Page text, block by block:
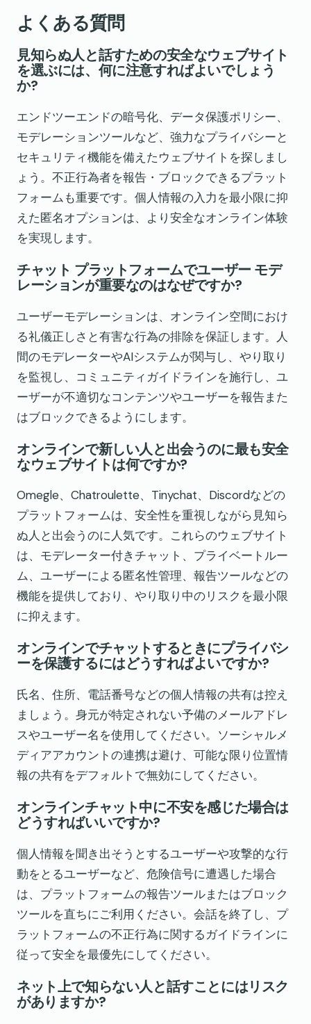
よくある質問
見知らぬ人と話すための安全なウェブサイト
を選ぶには、何に注意すればよいでしょう
か?
エンドツーエンドの暗号化、データ保護ポリシー、
モデレーションツールなど、強力なプライバシーと
セキュリティ機能を備えたウェブサイトを探しまし
ょう。不正行為者を報告・ブロックできるプラット
フォームも重要です。個人情報の入力を最小限に抑
えた匿名オプションは、より安全なオンライン体験
を実現します。
チャット プラットフォームでユーザー モデ
レーションが重要なのはなぜですか?
ユーザーモデレーションは、オンライン空間におけ
る礼儀正しさと有害な行為の排除を保証します。人
間のモデレーターやAIシステムが関与し、やり取り
を監視し、コミュニティガイドラインを施行し、ユ
ーザーが不適切なコンテンツやユーザーを報告また
はブロックできるようにします。
オンラインで新しい人と出会うのに最も安全
なウェブサイトは何ですか?
Omegle、Chatroulette、Tinychat、Discordなどの
プラットフォームは、安全性を重視しながら見知ら
ぬ人と出会うのに人気です。これらのウェブサイト
は、モデレーター付きチャット、プライベートルー
ム、ユーザーによる匿名性管理、報告ツールなどの
機能を提供しており、やり取り中のリスクを最小限
に抑えます。
オンラインでチャットするときにプライバシ
ーを保護するにはどうすればよいですか?
氏名、住所、電話番号などの個人情報の共有は控え
ましょう。身元が特定されない予備のメールアドレ
スやユーザー名を使用してください。ソーシャルメ
ディアアカウントの連携は避け、可能な限り位置情
報の共有をデフォルトで無効にしてください。
オンラインチャット中に不安を感じた場合は
どうすればいいですか?
個人情報を聞き出そうとするユーザーや攻撃的な行
動をとるユーザーなど、危険信号に遭遇した場合
は、プラットフォームの報告ツールまたはブロック
ツールを直ちにご利用ください。会話を終了し、プ
ラットフォームの不正行為に関するガイドラインに
従って安全を最優先にしてください。
ネット上で知らない人と話すことにはリスク
がありますか?